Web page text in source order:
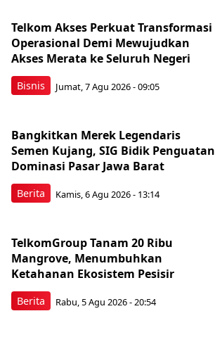
Bisnis
Telkom Akses Perkuat Transformasi
Operasional Demi Mewujudkan
Akses Merata ke Seluruh Negeri
Jumat, 7 Agu 2026 - 09:05
Berita
Bangkitkan Merek Legendaris
Semen Kujang, SIG Bidik Penguatan
Dominasi Pasar Jawa Barat
Kamis, 6 Agu 2026 - 13:14
Berita
TelkomGroup Tanam 20 Ribu
Mangrove, Menumbuhkan
Ketahanan Ekosistem Pesisir
Rabu, 5 Agu 2026 - 20:54